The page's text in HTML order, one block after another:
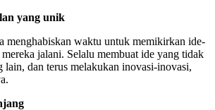
yang unik
menghabiskan waktu untuk memikirkan ide-
jalani. Selalu membuat ide yang tidak
lain, dan terus melakukan inovasi-inovasi,